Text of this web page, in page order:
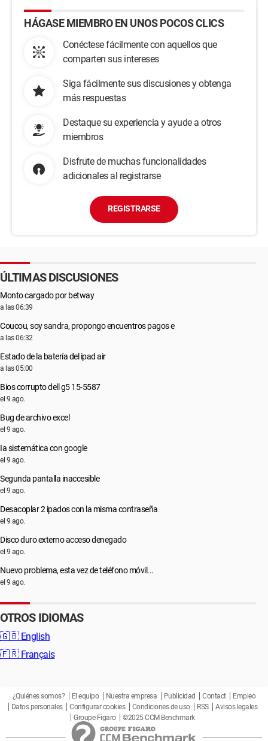
HÁGASE MIEMBRO EN UNOS POCOS CLICS
Conéctese fácilmente con aquellos que
comparten sus intereses
Siga fácilmente sus discusiones y obtenga
más respuestas
Destaque su experiencia y ayude a otros
miembros
Disfrute de muchas funcionalidades
adicionales al registrarse
REGISTRARSE
ÚLTIMAS DISCUSIONES
Monto cargado por betway
a las 06:39
Coucou, soy sandra, propongo encuentros pagos e
a las 06:32
Estado de la batería del ipad air
a las 05:00
Bios corrupto dell g5 15-5587
el 9 ago.
Bug de archivo excel
el 9 ago.
Ia sistemática con google
el 9 ago.
Segunda pantalla inaccesible
el 9 ago.
Desacoplar 2 ipados con la misma contraseña
el 9 ago.
Disco duro externo acceso denegado
el 9 ago.
Nuevo problema, esta vez de teléfono móvil...
el 9 ago.
OTROS IDIOMAS
🇬🇧 English
🇫🇷 Français
¿Quiénes somos? El equipo Nuestra empresa Publicidad Contact
Empleo
Datos personales
Configurar cookies Condiciones de uso RSS
Avisos legales
Groupe Figaro
©2025 CCM Benchmark